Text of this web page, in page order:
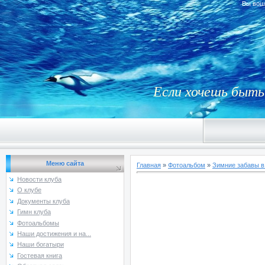
Вы
Если хочешь быть
Меню сайта
Новости клуба
О клубе
Документы клуба
Гимн клуба
Фотоальбомы
Наши достижения и на...
Наши богатыри
Гостевая книга
Главная » Фотоальбом » Зимние забавы в